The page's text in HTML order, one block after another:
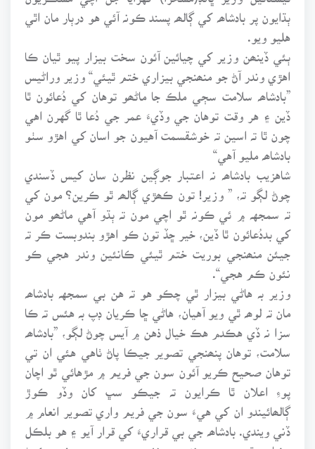
ٻڌايون پر بادشاھہ کي ڳالھہ پسند ڪونہ آئي هو درٻار مان اٿي
هليو ويو.
ٻئي ڏينھن وزير کي چيائين آئون سخت بيزار پيو ٿيان ڪا
اهڙي وندر آڻ جو منھنجي بيزاري ختم ٿيئي“ وزير وراڻيس
”بادشاھہ سلامت سڄي ملڪ جا ماڻھو توهان کي دُعائون ٿا
ڏين ۽ هر وقت توهان جي وڏيءَ عمر جي دُعا ٿا گهرن اهي
چون ٿا تہ اسين تہ خوشقسمت آهيون جو اسان کي اهڙو سٺو
بادشاھہ مليو آهي“
شاهزيب بادشاھہ نہ اعتبار جوڳين نظرن سان کيس ڏسندي
چوڻ لڳو تہ، ” وزير! تون ڪھڙي ڳالھہ ٿو ڪرين؟ مون کي
تہ سمجهہ ۾ ئي ڪونہ ٿو اچي مون تہ ٻڌو آهي ماڻھو مون
کي بددُعائون ٿا ڏين، خير ڇڏ تون ڪو اهڙو بندوبست ڪر تہ
جيئن منھنجي بوريت ختم ٿيئي ڪانئين وندر هجي ڪو
نئون ڪم هجي“.
وزير بہ هاڻي بيزار ٿي چڪو هو تہ هن بي سمجهہ بادشاھہ
مان تہ لوھہ ٿي ويو آهيان، هاڻي ڇا ڪريان ڊپ بہ هئس تہ ڪا
سزا نہ ڏي هڪدم هڪ خيال ذهن ۾ آيس چوڻ لڳو، ”بادشاھہ
سلامت، توهان پنھنجي تصوير جيڪا پاڻ ٺاهي هئي ان تي
توهان صحيح ڪريو آئون سون جي فريم ۾ مڙهائي ٿو اچان
پوءِ اعلان ٿا ڪرايون تہ جيڪو سڀ کان وڏو ڪوڙ
ڳالھائيندو ان کي هيءَ سون جي فريم واري تصوير انعام ۾
ڏني ويندي. بادشاھہ جي بي قراريءَ کي قرار آيو ۽ هو بلڪل
رضامند ٿي ويو هي نئون رونشو سندس بوريت ختم ڪرڻ